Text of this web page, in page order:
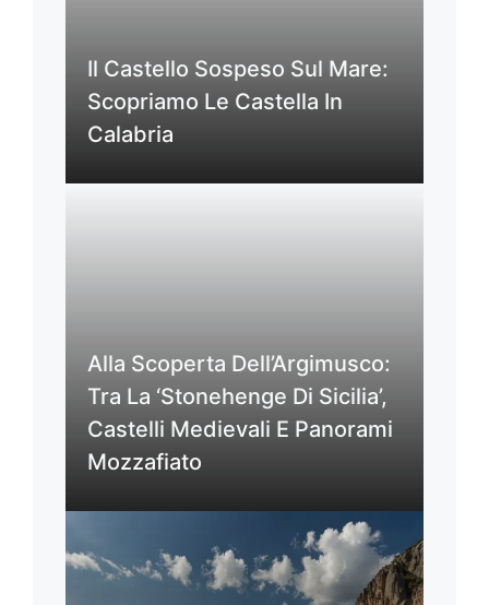
Il Castello Sospeso Sul Mare:
Scopriamo Le Castella In
Calabria
Alla Scoperta Dell’Argimusco:
Tra La ‘Stonehenge Di Sicilia’,
Castelli Medievali E Panorami
Mozzafiato